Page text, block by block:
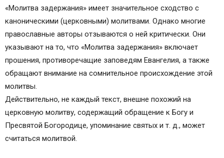
Информационный сайт про иконы, молитвы,
православные традиции.
Молитва Задержания от всякого зла, как
правильно читать
Можно ли читать Молитву Задержания?
Как правильно читать Молитву Задержания
Молитва Задержания от всякого зла
Почему нельзя читать Молитву Задержания без
благословения духовного лица?
Смотрите также
Растения, применяющиеся в магии
«Молитва задержания» имеет значительное сходство с
каноническими (церковными) молитвами. Однако многие
православные авторы отзываются о ней критически. Они
указывают на то, что «Молитва задержания» включает
прошения, противоречащие заповедям Евангелия, а также
обращают внимание на сомнительное происхождение этой
молитвы.
Действительно, не каждый текст, внешне похожий на
церковную молитву, содержащий обращение к Богу и
Пресвятой Богородице, упоминание святых и т. д., может
считаться молитвой.